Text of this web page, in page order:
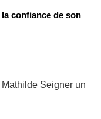
confiance de son
Seigner un